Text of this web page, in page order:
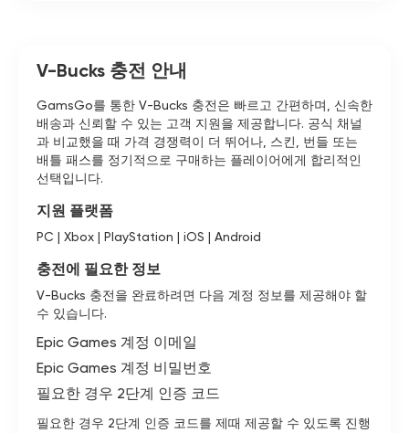
V-Bucks 충전 안내
GamsGo를 통한 V-Bucks 충전은 빠르고 간편하며, 신속한
배송과 신뢰할 수 있는 고객 지원을 제공합니다. 공식 채널
과 비교했을 때 가격 경쟁력이 더 뛰어나, 스킨, 번들 또는
배틀 패스를 정기적으로 구매하는 플레이어에게 합리적인
선택입니다.
지원 플랫폼
PC | Xbox | PlayStation | iOS | Android
충전에 필요한 정보
V-Bucks 충전을 완료하려면 다음 계정 정보를 제공해야 할
수 있습니다.
Epic Games 계정 이메일
Epic Games 계정 비밀번호
필요한 경우 2단계 인증 코드
필요한 경우 2단계 인증 코드를 제때 제공할 수 있도록 진행